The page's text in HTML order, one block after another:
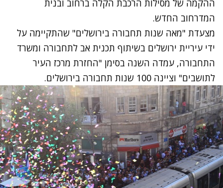
ההקמה של מסילות הרכבת הקלה ברחוב ובנית
המדרחוב החדש.
מצעדת "מאה שנות תחבורה בירושלים" שהתקיימה על
ידי עיריית ירושלים בשיתוף תכנית אב לתחבורה ומשרד
התחבורה, עמדה השנה בסימן "החזרת מרכז העיר
לתושבים" וציינה 100 שנות תחבורה בירושלים.